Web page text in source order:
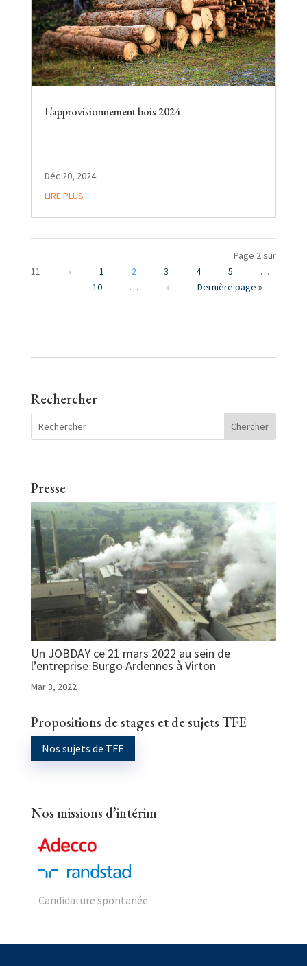
L’approvisionnement bois 2024
Déc 20, 2024
LIRE PLUS
Page 2 sur
11
« 1 2 3 4 5
…
10
… » Dernière page »
Rechercher
Presse
Un JOBDAY ce 21 mars 2022 au sein de
l’entreprise Burgo Ardennes à Virton
Mar 3, 2022
Propositions de stages et de sujets TFE
Nos sujets de TFE
Nos missions d’intérim
Candidature spontanée